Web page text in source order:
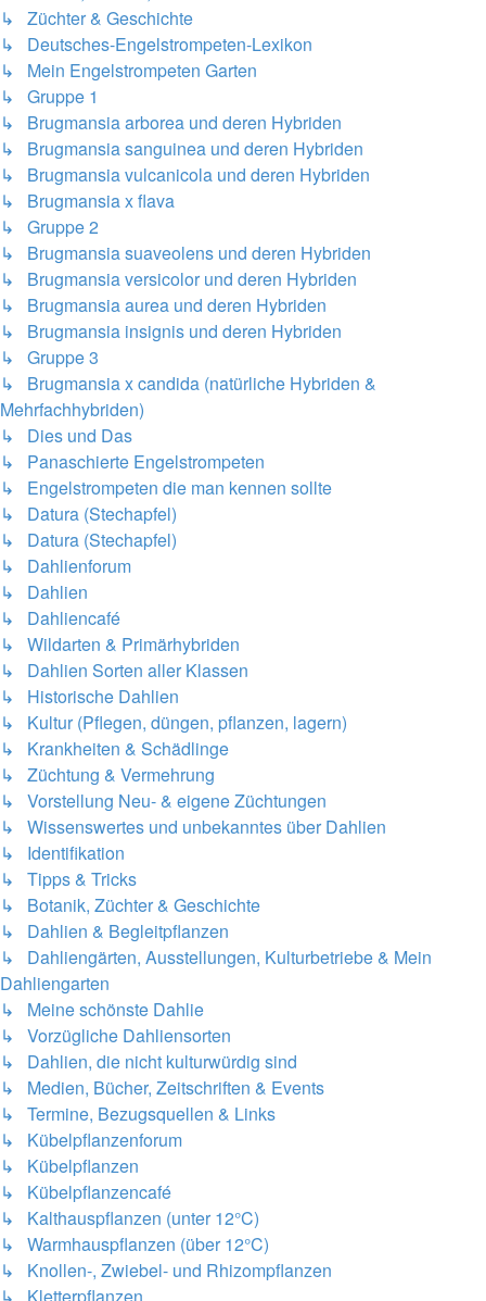
↳ Züchter & Geschichte
↳ Deutsches-Engelstrompeten-Lexikon
↳ Mein Engelstrompeten Garten
↳ Gruppe 1
↳ Brugmansia arborea und deren Hybriden
↳ Brugmansia sanguinea und deren Hybriden
↳ Brugmansia vulcanicola und deren Hybriden
↳ Brugmansia x flava
↳ Gruppe 2
↳ Brugmansia suaveolens und deren Hybriden
↳ Brugmansia versicolor und deren Hybriden
↳ Brugmansia aurea und deren Hybriden
↳ Brugmansia insignis und deren Hybriden
↳ Gruppe 3
↳ Brugmansia x candida (natürliche Hybriden &
Mehrfachhybriden)
↳ Dies und Das
↳ Panaschierte Engelstrompeten
↳ Engelstrompeten die man kennen sollte
↳ Datura (Stechapfel)
↳ Datura (Stechapfel)
↳ Dahlienforum
↳ Dahlien
↳ Dahliencafé
↳ Wildarten & Primärhybriden
↳ Dahlien Sorten aller Klassen
↳ Historische Dahlien
↳ Kultur (Pflegen, düngen, pflanzen, lagern)
↳ Krankheiten & Schädlinge
↳ Züchtung & Vermehrung
↳ Vorstellung Neu- & eigene Züchtungen
↳ Wissenswertes und unbekanntes über Dahlien
↳ Identifikation
↳ Tipps & Tricks
↳ Botanik, Züchter & Geschichte
↳ Dahlien & Begleitpflanzen
↳ Dahliengärten, Ausstellungen, Kulturbetriebe & Mein
Dahliengarten
↳ Meine schönste Dahlie
↳ Vorzügliche Dahliensorten
↳ Dahlien, die nicht kulturwürdig sind
↳ Medien, Bücher, Zeitschriften & Events
↳ Termine, Bezugsquellen & Links
↳ Kübelpflanzenforum
↳ Kübelpflanzen
↳ Kübelpflanzencafé
↳ Kalthauspflanzen (unter 12°C)
↳ Warmhauspflanzen (über 12°C)
↳ Knollen-, Zwiebel- und Rhizompflanzen